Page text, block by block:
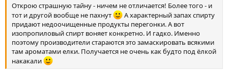
Открою страшную тайну - ничем не отличается! Более того - и
тот и другой вообще не пахнут
А характерный запах спирту
придают недоочищенные продукты перегонки. А вот
изопропиловый спирт воняет конкретно. И гадко. Именно
поэтому производители стараются это замаскировать всякими
там ароматами елки. Получается не очень как будто под ёлкой
накакали